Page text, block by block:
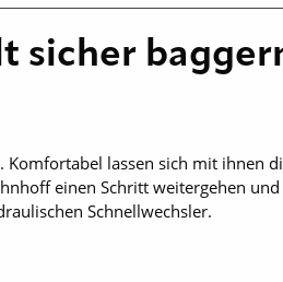
Komfortabel lassen sich mit ihnen
einen Schritt weitergehen
Schnellwechsler.